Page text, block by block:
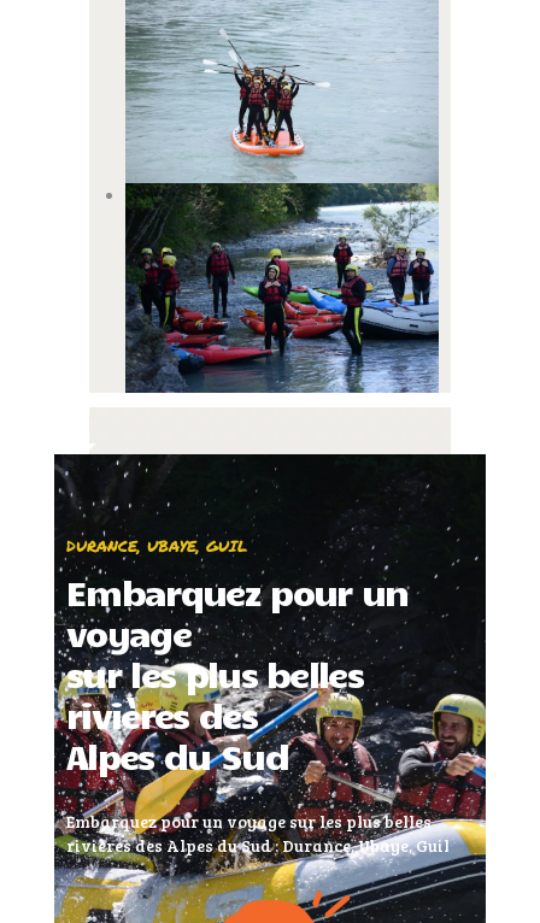
DURANCE, UBAYE, GUIL
Embarquez pour un
voyage
sur les plus belles
rivières des
Alpes du Sud
Embarquez pour un voyage sur les plus belles
rivières des Alpes du Sud : Durance, Ubaye, Guil